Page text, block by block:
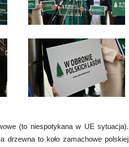
(to niespotykana w UE sytuacja).
drzewna to koło zamachowe polskiej